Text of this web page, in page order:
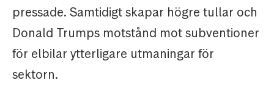
pressade. Samtidigt skapar högre tullar och
Donald Trumps motstånd mot subventioner
för elbilar ytterligare utmaningar för
sektorn.